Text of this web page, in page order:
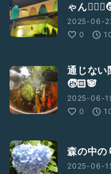
ゃん
2025-06-
0
通じな
🧒🏻🐼
2025-06-
0
森の中の
2025-06-